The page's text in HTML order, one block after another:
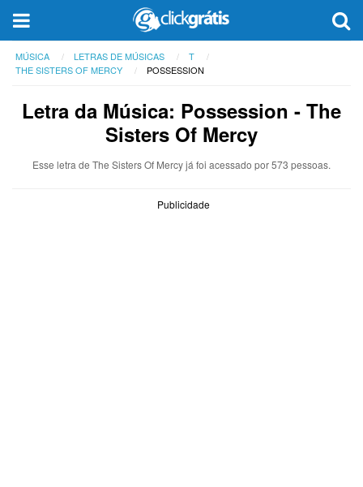
MÚSICA LETRAS DE MÚSICAS
T
THE SISTERS OF MERCY
POSSESSION
Letra da Música: Possession - The
Sisters Of Mercy
Esse letra de The Sisters Of Mercy já foi acessado por 573 pessoas.
Publicidade